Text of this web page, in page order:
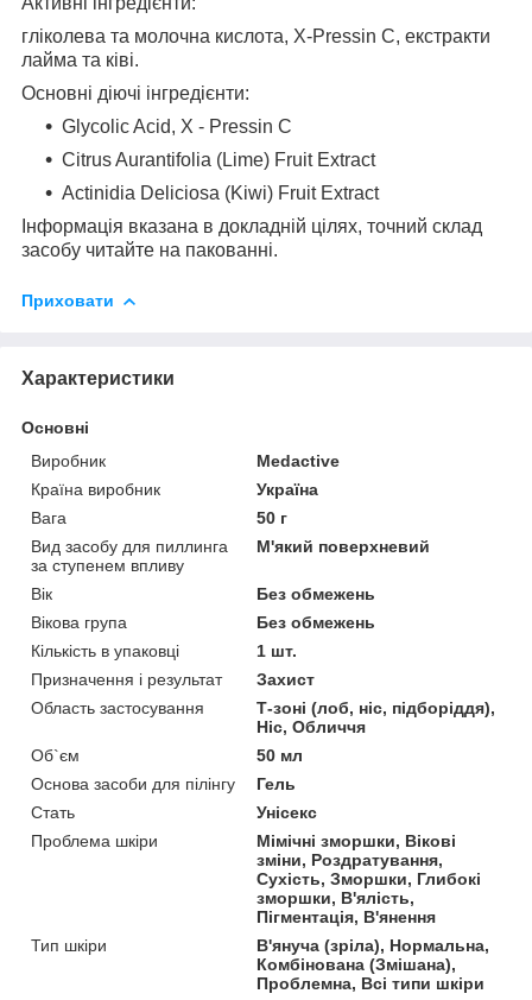
гліколева та молочна кислота, X-Pressin C, екстракти
лайма та ківі.
Основні діючі інгредієнти:
Glycolic Acid, X - Pressin C
Citrus Aurantifolia (Lime) Fruit Extract
Actinidia Deliciosa (Kiwi) Fruit Extract
Інформація вказана в докладній цілях, точний склад
засобу читайте на пакованні.
Приховати
Характеристики
Основні
Виробник
Medactive
Країна виробник
Україна
Вага
50 г
Вид засобу для пиллинга
за ступенем впливу
М'який поверхневий
Вік
Без обмежень
Вікова група
Без обмежень
Кількість в упаковці
1 шт.
Призначення і результат
Захист
Область застосування
Т-зоні (лоб, ніс, підборіддя),
Ніс, Обличчя
Об`єм
50 мл
Основа засоби для пілінгу
Гель
Стать
Унісекс
Проблема шкіри
Мімічні зморшки, Вікові
зміни, Роздратування,
Сухість, Зморшки, Глибокі
зморшки, В'ялість,
Пігментація, В'янення
Тип шкіри
В'януча (зріла), Нормальна,
Комбінована (Змішана),
Проблемна, Всі типи шкіри